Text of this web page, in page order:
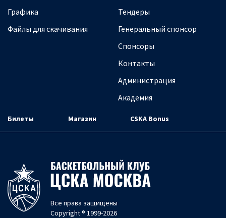
Графика
Файлы для скачивания
Тендеры
Генеральный спонсор
Спонсоры
Контакты
Администрация
Академия
Билеты Магазин CSKA Bonus
Все права защищены
Copyright ® 1999-2026